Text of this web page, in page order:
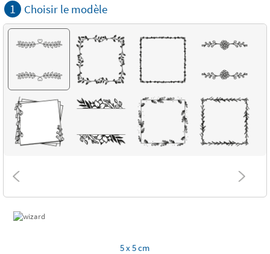
1 Choisir le modèle
5 x 5 cm